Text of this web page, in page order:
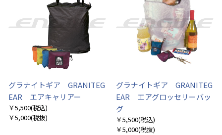
グラナイトギア GRANITEG
EAR エアキャリアー
￥5,500(税込)
￥5,000(税抜)
グラナイトギア GRANITEG
EAR エアグロッセリーバッ
グ
￥5,500(税込)
￥5,000(税抜)